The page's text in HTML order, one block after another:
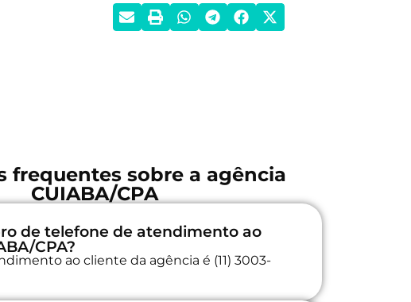
frequentes sobre a agência
CUIABA/CPA
de telefone de atendimento ao
CPA?
ao cliente da agência é (11) 3003-